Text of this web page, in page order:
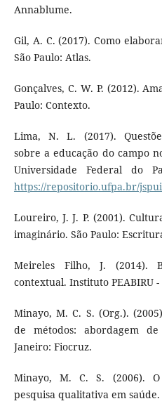
Annablume.
Gil, A. C. (2017). Como
São Paulo: Atlas.
Gonçalves, C. W. P. (2012).
Paulo: Contexto.
Lima, N. L. (2017).
sobre a educação do campo
Universidade Federal do
https://repositorio.ufpa.br/
Loureiro, J. J. P. (2001).
imaginário. São Paulo:
Meireles Filho, J. (2014).
contextual. Instituto PEABIRU -
Minayo, M. C. S. (Org.).
de métodos: abordagem
Janeiro: Fiocruz.
Minayo, M. C. S. (2006). O
pesquisa qualitativa em